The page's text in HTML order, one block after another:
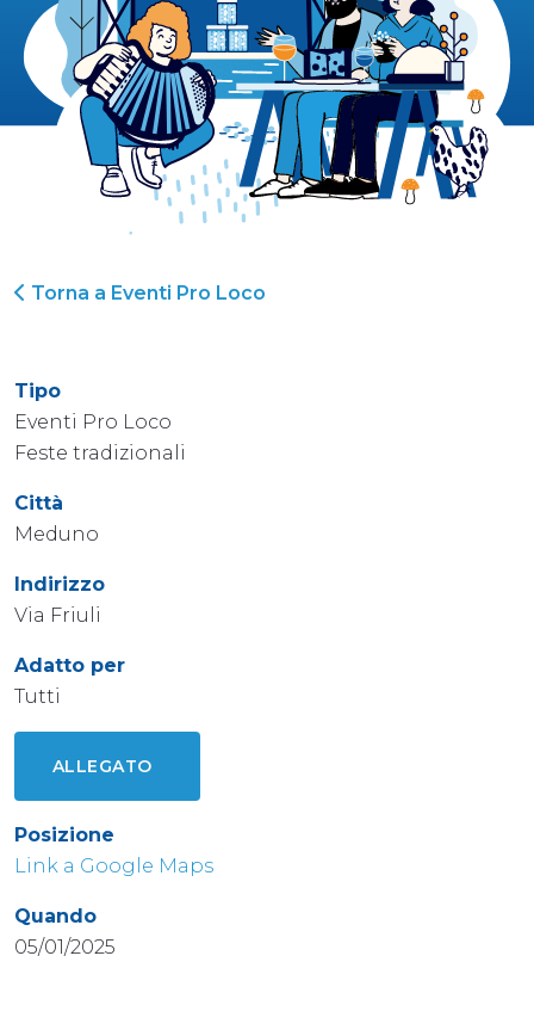
Torna a Eventi Pro Loco
Tipo
Eventi Pro Loco
Feste tradizionali
Città
Meduno
Indirizzo
Via Friuli
Adatto per
Tutti
ALLEGATO
Posizione
Link a Google Maps
Quando
05/01/2025